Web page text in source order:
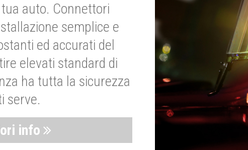
auto. Connettori
semplice e
ed accurati del
elevati standard di
ha tutta la sicurezza
serve.
info